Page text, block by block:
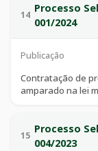
enfermagem,
pública ensino-
14
Processo
001/2024
Publicação
Contratação de
amparado na lei
saúde
município, que
15
Processo
004/2023